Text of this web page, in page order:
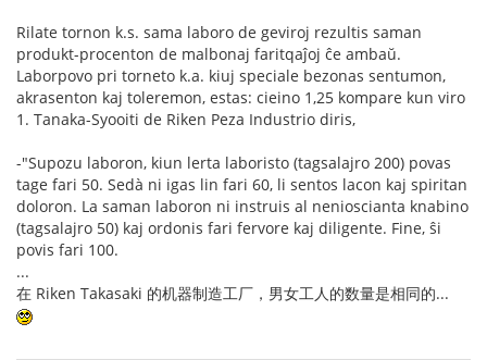
Rilate tornon k.s. sama laboro de geviroj rezultis saman
produkt-procenton de malbonaj faritqaĵoj ĉe ambaŭ.
Laborpovo pri torneto k.a. kiuj speciale bezonas sentumon,
akrasenton kaj toleremon, estas: cieino 1,25 kompare kun viro
1. Tanaka-Syooiti de Riken Peza Industrio diris,
-"Supozu laboron, kiun lerta laboristo (tagsalajro 200) povas
tage fari 50. Sedà ni igas lin fari 60, li sentos lacon kaj spiritan
doloron. La saman laboron ni instruis al nenioscianta knabino
(tagsalajro 50) kaj ordonis fari fervore kaj diligente. Fine, ŝi
povis fari 100.
...
在 Riken Takasaki 的机器制造工厂，男女工人的数量是相同的...